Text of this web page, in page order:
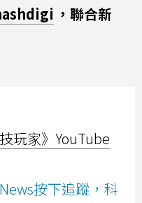
，聯合新
玩家》YouTube
按下追蹤，科